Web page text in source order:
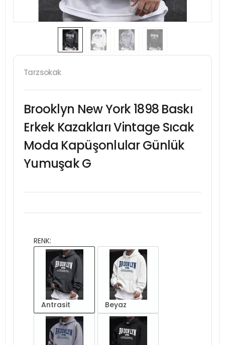
Tarzsokak
Brooklyn New York 1898 Baskı
Erkek Kazakları Vintage Sıcak
Moda Kapüşonlular Günlük
Yumuşak G
RENK:
Antrasit Beyaz